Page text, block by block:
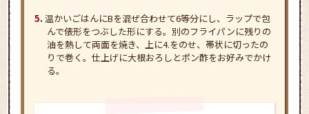
温かいごはんにBを混ぜ合わせて6等分にし、ラップで包
んで俵形をつぶした形にする。別のフライパンに残りの
油を熱して両面を焼き、上に4.をのせ、帯状に切ったの
りで巻く。仕上げに大根おろしとポン酢をお好みでかけ
る。